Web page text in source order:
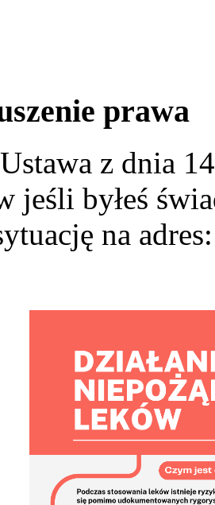
prawa
z dnia
jeśli byłeś
na